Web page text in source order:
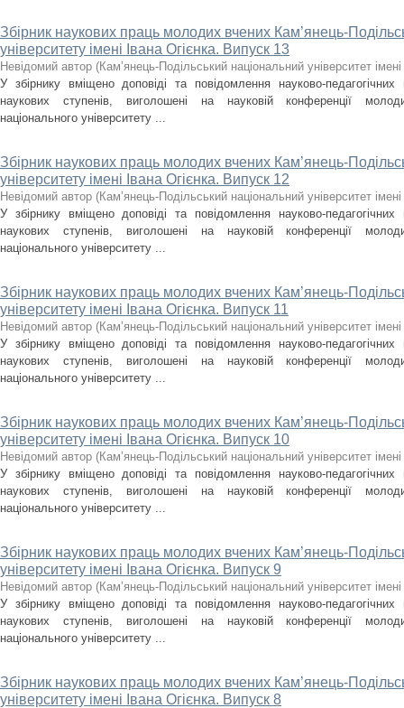
Збірник наукових праць молодих вчених Кам’янець-
університету імені Івана Огієнка. Випуск 13
Невідомий автор (Кам’янець-Подільський національний університет
У збірнику вміщено доповіді та повідомлення науково-педагогічних
наукових ступенів, виголошені на науковій конференції
національного університету ...
Збірник наукових праць молодих вчених Кам’янець-
університету імені Івана Огієнка. Випуск 12
Невідомий автор (Кам’янець-Подільський національний університет
У збірнику вміщено доповіді та повідомлення науково-педагогічних
наукових ступенів, виголошені на науковій конференції
національного університету ...
Збірник наукових праць молодих вчених Кам’янець-
університету імені Івана Огієнка. Випуск 11
Невідомий автор (Кам’янець-Подільський національний університет
У збірнику вміщено доповіді та повідомлення науково-педагогічних
наукових ступенів, виголошені на науковій конференції
національного університету ...
Збірник наукових праць молодих вчених Кам’янець-
університету імені Івана Огієнка. Випуск 10
Невідомий автор (Кам’янець-Подільський національний університет
У збірнику вміщено доповіді та повідомлення науково-педагогічних
наукових ступенів, виголошені на науковій конференції
національного університету ...
Збірник наукових праць молодих вчених Кам’янець-
університету імені Івана Огієнка. Випуск 9
Невідомий автор (Кам’янець-Подільський національний університет
У збірнику вміщено доповіді та повідомлення науково-педагогічних
наукових ступенів, виголошені на науковій конференції
національного університету ...
Збірник наукових праць молодих вчених Кам’янець-
університету імені Івана Огієнка. Випуск 8